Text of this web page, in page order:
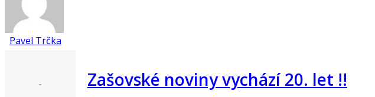
Pavel Trčka
- Zašovské noviny vychází 20. let !!